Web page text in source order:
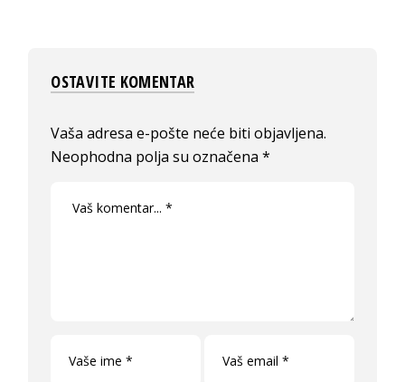
OSTAVITE KOMENTAR
Vaša adresa e-pošte neće biti objavljena.
Neophodna polja su označena*